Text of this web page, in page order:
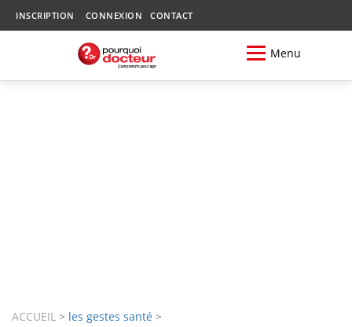
INSCRIPTION CONNEXION CONTACT
Menu
ACCUEIL > les gestes santé >